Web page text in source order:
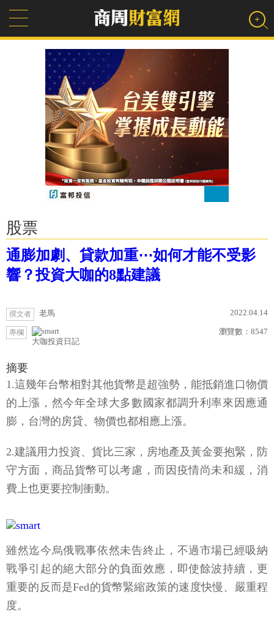
股票
通膨加劇、貸款加重⋯如何才能不受影
響？投資大咖的8點建議
撰文者 老馬 2022.04.14
專欄
大咖投資日記
瀏覽數： 8547
摘要
1.這幾年台幣相對其他貨幣是超強勢，能抵銷進口物價
的上漲，然今年全球大多數國家都調升利率來因應通
膨，台灣的房貸、物價也都相應上漲。
2.建議用力投資、貨比三家，房地產及黃金要抱緊，防
守方面，商品貨幣可以考慮，而因疫情尚未和緩，消
費上也更要控制衝動。
雖然迄今烏俄戰事依然未告終止，不過市場已經吸納
戰爭引起的絕大部分的負面效應，即使餘波持續，更
重要的反而是Fed的貨幣緊縮政策的速度快慢、嚴重程
度。